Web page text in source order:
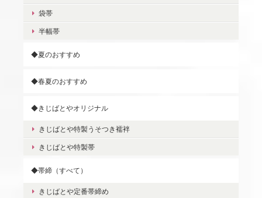
袋帯
半幅帯
◆夏のおすすめ
◆春夏のおすすめ
◆きじばとやオリジナル
きじばとや特製うそつき襦袢
きじばとや特製帯
◆帯締（すべて）
きじばとや定番帯締め